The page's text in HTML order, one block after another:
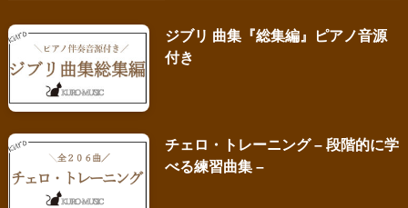
ジブリ 曲集『総集編』ピアノ音源
付き
チェロ・トレーニング – 段階的に学
べる練習曲集 –